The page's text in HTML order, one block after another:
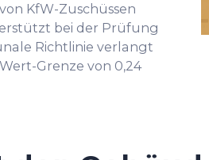
KfW-Zuschüssen
bei der Prüfung
Richtlinie verlangt
Grenze von 0,24